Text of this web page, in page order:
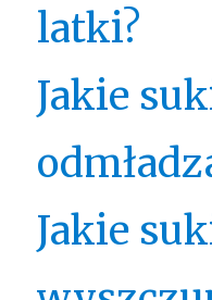
latki?
Jakie
Jakie